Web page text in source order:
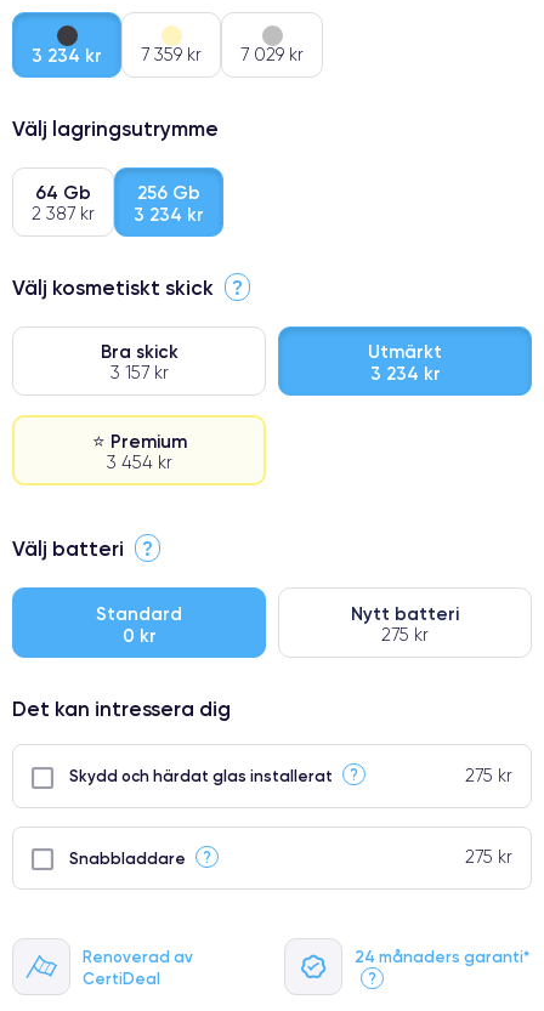
Renoverad av
CertiDeal
24 månaders garanti*
?
3 234 kr 7 359 kr 7 029 kr
Välj lagringsutrymme
64 Gb
2 387 kr
256 Gb
3 234 kr
Välj kosmetiskt skick ?
Bra skick
3 157 kr
Utmärkt
3 234 kr
⭐ Premium
3 454 kr
⭐ Premium
● Oklanderlig kvalitetsskärm
● Endast 5% av våra telefoner har premiumklassning
Välj batteri ?
Standard
0 kr
Nytt batteri
275 kr
Det kan intressera dig
Skydd och härdat glas installerat ? 275 kr
Snabbladdare ? 275 kr